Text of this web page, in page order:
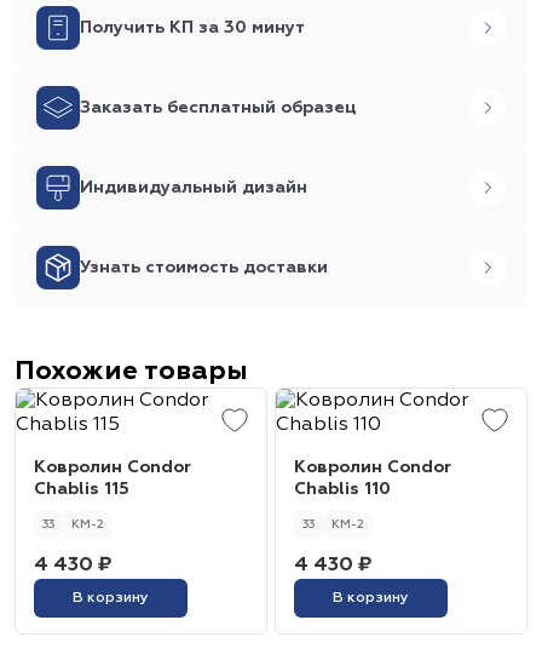
Получить КП за 30 минут
Заказать бесплатный образец
Индивидуальный дизайн
Узнать стоимость доставки
Похожие товары
Ковролин Condor
Chablis 115
33 КМ-2
4 430 ₽
В корзину
Ковролин Condor
Chablis 110
33 КМ-2
4 430 ₽
В корзину